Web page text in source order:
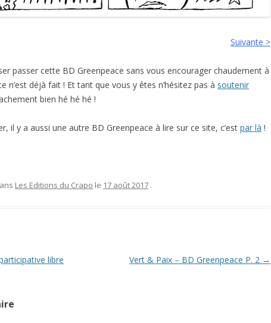
Suivante >
passer cette BD Greenpeace sans vous encourager chaudement à
n’est déjà fait ! Et tant que vous y êtes n’hésitez pas à soutenir
bien hé hé hé !
il y a aussi une autre BD Greenpeace à lire sur ce site, c’est par là !
Les Editions du Crapo le 17 août 2017 .
libre Vert & Paix – BD Greenpeace P. 2 →